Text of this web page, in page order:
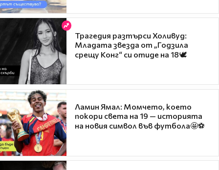
Трагедия разтърси Холивуд:
Младата звезда от „Годзила
срещу Конг“ си отиде на 18🕊️
Ламин Ямал: Момчето, което
покори света на 19 — историята
на новия символ във футбола🤩⚽